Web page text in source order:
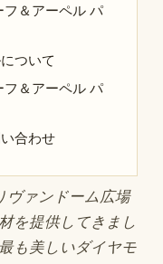
＆アーペル パ
ついて
＆アーペル パ
合わせ
ヴァンドーム広場
を提供してきまし
も美しいダイヤモ